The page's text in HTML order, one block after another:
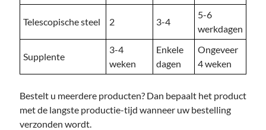
Telescopische steel 2 3-4
5-6
werkdagen
Supplente
3-4
weken
Enkele
dagen
Ongeveer
4 weken
Bestelt u meerdere producten? Dan bepaalt het product
met de langste productie-tijd wanneer uw bestelling
verzonden wordt.